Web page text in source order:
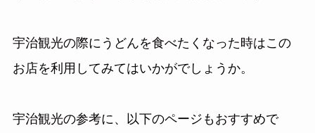
宇治観光の際にうどんを食べたくなった時はこの
お店を利用してみてはいかがでしょうか。
宇治観光の参考に、以下のページもおすすめで